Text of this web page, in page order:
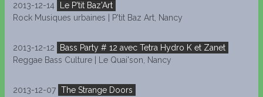
2013-12-14
Le P'tit Baz'Art
Rock Musiques urbaines | P'tit Baz Art, Nancy
2013-12-12
Bass Party # 12 avec Tetra Hydro K et Zanet
Reggae Bass Culture | Le Quai'son, Nancy
2013-12-07 The Strange Doors